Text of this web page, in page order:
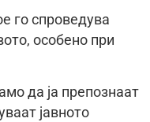
го спроведува
особено при
да ја препознаат
јавното